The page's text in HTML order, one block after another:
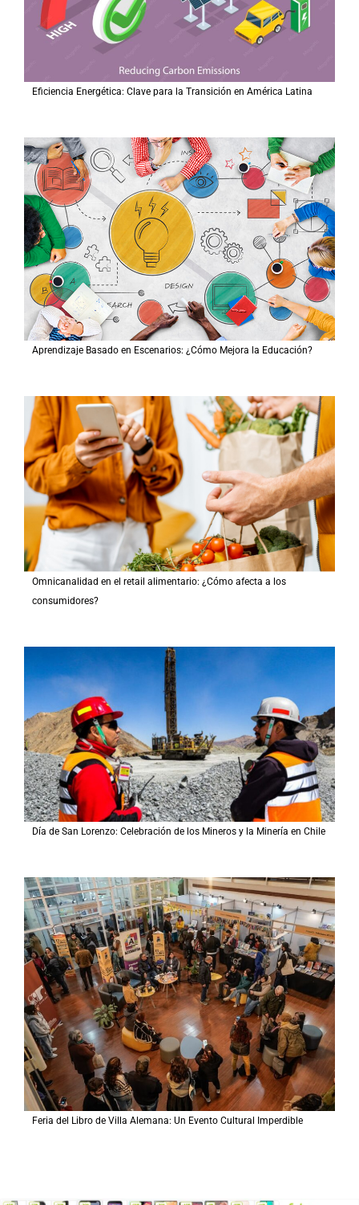
Eficiencia Energética: Clave para la Transición en América Latina
Aprendizaje Basado en Escenarios: ¿Cómo Mejora la Educación?
Omnicanalidad en el retail alimentario: ¿Cómo afecta a los
consumidores?
Día de San Lorenzo: Celebración de los Mineros y la Minería en Chile
Feria del Libro de Villa Alemana: Un Evento Cultural Imperdible